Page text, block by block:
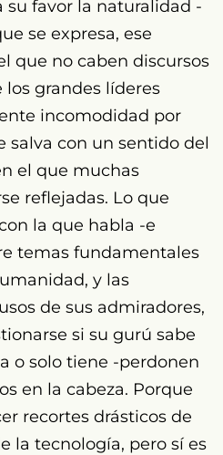
su favor la naturalidad -
se expresa, ese
que no caben discursos
grandes líderes
incomodidad por
salva con un sentido del
el que muchas
reflejadas. Lo que
la que habla -e
temas fundamentales
y las
de sus admiradores,
si su gurú sabe
o solo tiene -perdonen
en la cabeza. Porque
recortes drásticos de
la tecnología, pero sí es